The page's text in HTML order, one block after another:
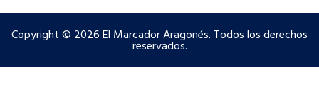
Copyright © 2026 El Marcador Aragonés. Todos los derechos
reservados.